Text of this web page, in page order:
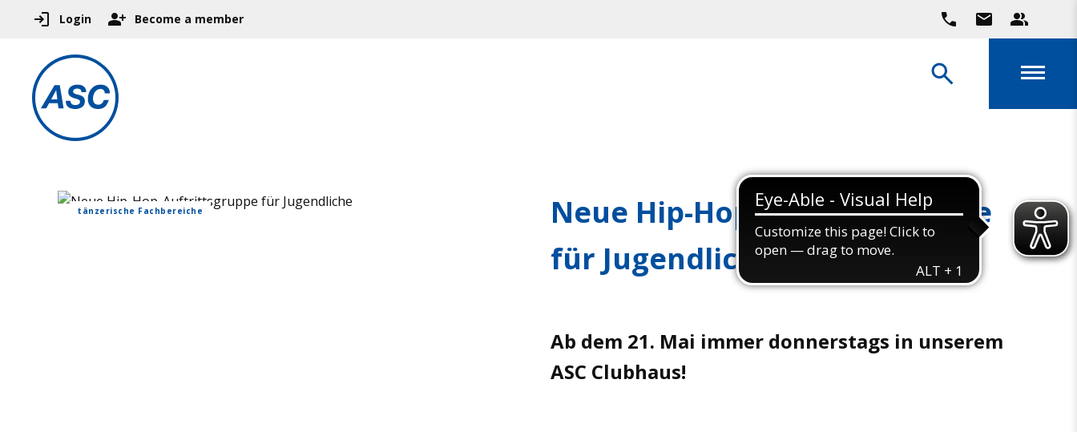
Login Become a member
tänzerische Fachbereiche
Neue Hip-Hop-Auftrittsgruppe
für Jugendliche
Ab dem 21. Mai immer donnerstags in unserem
ASC Clubhaus!